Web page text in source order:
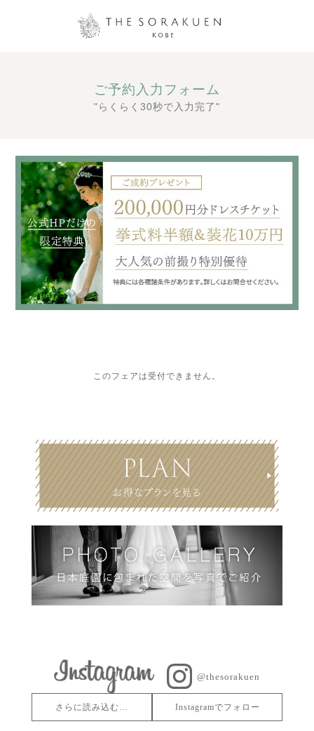
ご予約入力フォーム
"らくらく30秒で入力完了"
このフェアは受付できません。
@thesorakuen
さらに読み込む… Instagramでフォロー